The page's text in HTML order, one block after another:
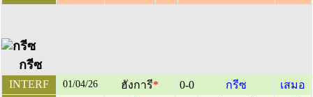
กรีซ
INTERF 01/04/26 ฮังการี* 0-0 กรีซ
เสมอ